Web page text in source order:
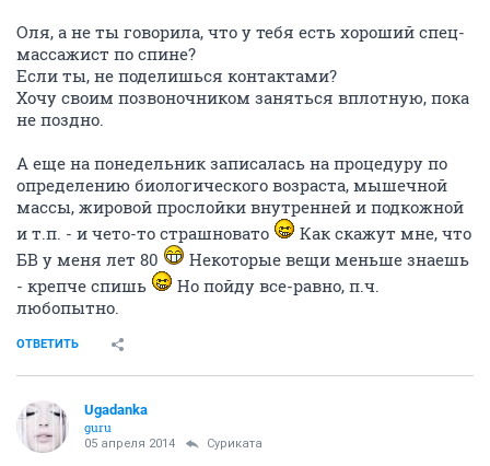
Оля, а не ты говорила, что у тебя есть хороший спец-
массажист по спине?
Если ты, не поделишься контактами?
Хочу своим позвоночником заняться вплотную, пока
не поздно.
А еще на понедельник записалась на процедуру по
определению биологического возраста, мышечной
массы, жировой прослойки внутренней и подкожной
и т.п. - и чето-то страшновато
Как скажут мне, что
БВ у меня лет 80
Некоторые вещи меньше знаешь
- крепче спишь
Но пойду все-равно, п.ч.
любопытно.
ОТВЕТИТЬ
Ugadanka
guru
05 апреля 2014 Суриката